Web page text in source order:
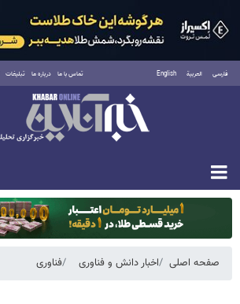
فارسی العربية English تماس با ما درباره ما تبلیغات
یکشنبه ۱۸ مرداد ۱۴۰۵
صفحه اصلی اخبار دانش و فناوری فناوری